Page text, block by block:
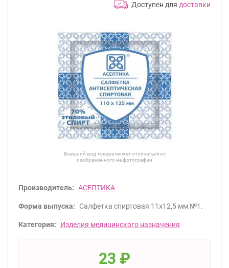
Доступен для доставки
Внешний вид товара может отличаться от
изображённого на фотографии
Производитель: АСЕПТИКА
Форма выпуска: Салфетка спиртовая 11х12,5 мм №1.
Категория: Изделия медицинского назначения
23 ₽